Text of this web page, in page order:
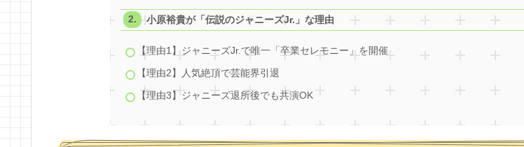
小原裕貴が「伝説のジャニーズJr.」な理由
【理由1】ジャニーズJr.で唯一「卒業セレモニー」を開催
【理由2】人気絶頂で芸能界引退
【理由3】ジャニーズ退所後でも共演OK